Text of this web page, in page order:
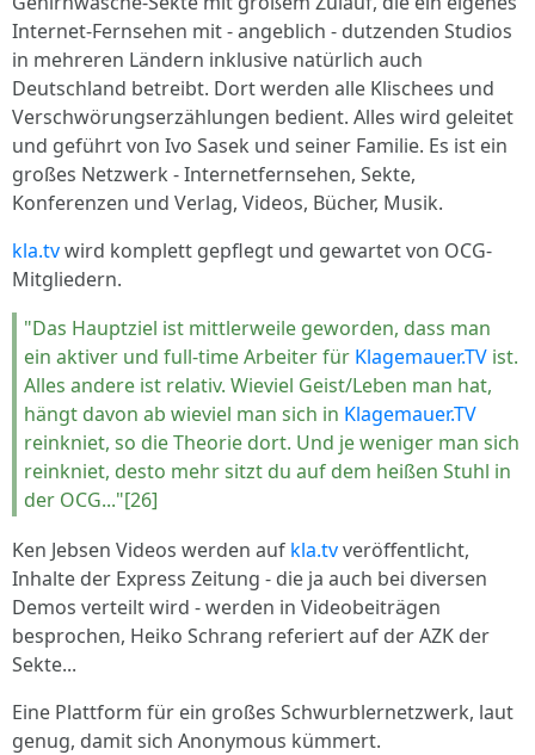
Internet-Fernsehen mit - angeblich - dutzenden Studios
in mehreren Ländern inklusive natürlich auch
Deutschland betreibt. Dort werden alle Klischees und
Verschwörungserzählungen bedient. Alles wird geleitet
und geführt von Ivo Sasek und seiner Familie. Es ist ein
großes Netzwerk - Internetfernsehen, Sekte,
Konferenzen und Verlag, Videos, Bücher, Musik.
kla.tvwird komplett gepflegt und gewartet von OCG-
Mitgliedern.
"Das Hauptziel ist mittlerweile geworden, dass man
ein aktiver und full-time Arbeiter für Klagemauer.TV ist.
Alles andere ist relativ. Wieviel Geist/Leben man hat,
hängt davon ab wieviel man sich in Klagemauer.TV
reinkniet, so die Theorie dort. Und je weniger man sich
reinkniet, desto mehr sitzt du auf dem heißen Stuhl in
der OCG..."[26]
Ken Jebsen Videos werden auf kla.tvveröffentlicht,
Inhalte der Express Zeitung - die ja auch bei diversen
Demos verteilt wird - werden in Videobeiträgen
besprochen, Heiko Schrang referiert auf der AZK der
Sekte...
Eine Plattform für ein großes Schwurblernetzwerk, laut
genug, damit sich Anonymous kümmert.